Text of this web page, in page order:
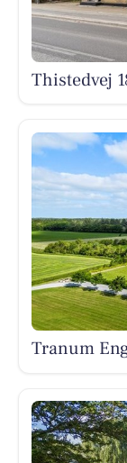
Thistedvej
Tranum